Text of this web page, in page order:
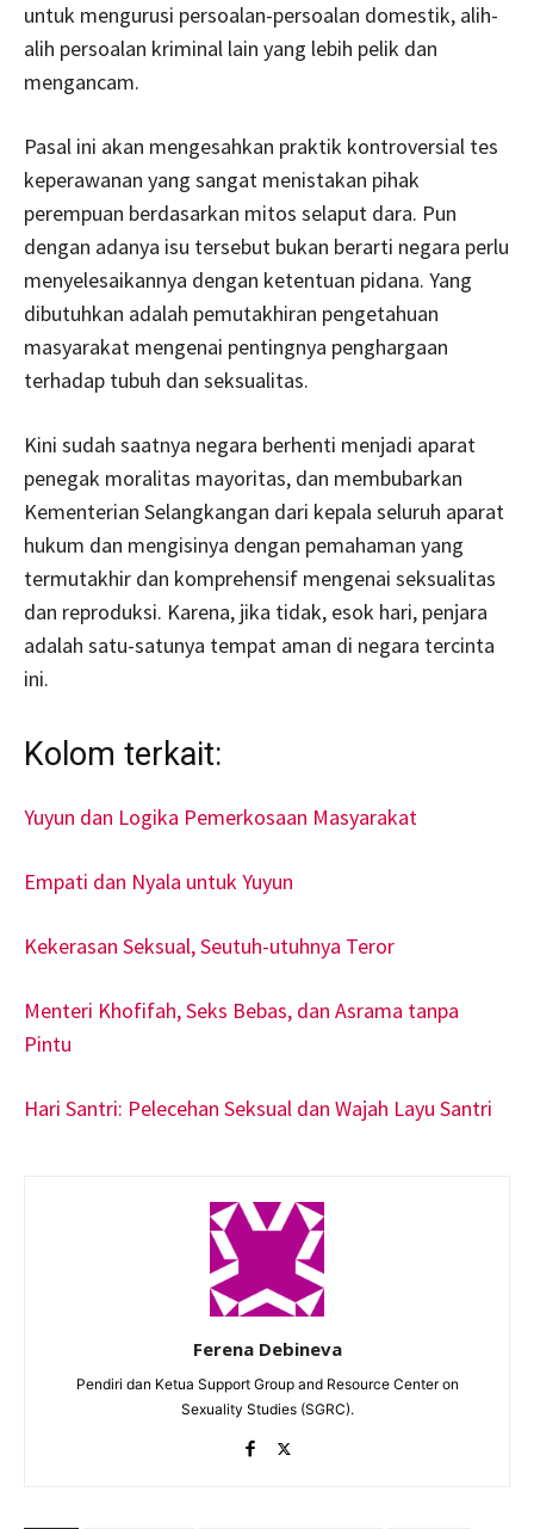
untuk mengurusi persoalan-persoalan domestik, alih-
alih persoalan kriminal lain yang lebih pelik dan
mengancam.
Pasal ini akan mengesahkan praktik kontroversial tes
keperawanan yang sangat menistakan pihak
perempuan berdasarkan mitos selaput dara. Pun
dengan adanya isu tersebut bukan berarti negara perlu
menyelesaikannya dengan ketentuan pidana. Yang
dibutuhkan adalah pemutakhiran pengetahuan
masyarakat mengenai pentingnya penghargaan
terhadap tubuh dan seksualitas.
Kini sudah saatnya negara berhenti menjadi aparat
penegak moralitas mayoritas, dan membubarkan
Kementerian Selangkangan dari kepala seluruh aparat
hukum dan mengisinya dengan pemahaman yang
termutakhir dan komprehensif mengenai seksualitas
dan reproduksi. Karena, jika tidak, esok hari, penjara
adalah satu-satunya tempat aman di negara tercinta
ini.
Kolom terkait:
Yuyun dan Logika Pemerkosaan Masyarakat
Empati dan Nyala untuk Yuyun
Kekerasan Seksual, Seutuh-utuhnya Teror
Menteri Khofifah, Seks Bebas, dan Asrama tanpa
Pintu
Hari Santri: Pelecehan Seksual dan Wajah Layu Santri
Ferena Debineva
Pendiri dan Ketua Support Group and Resource Center on
Sexuality Studies (SGRC).